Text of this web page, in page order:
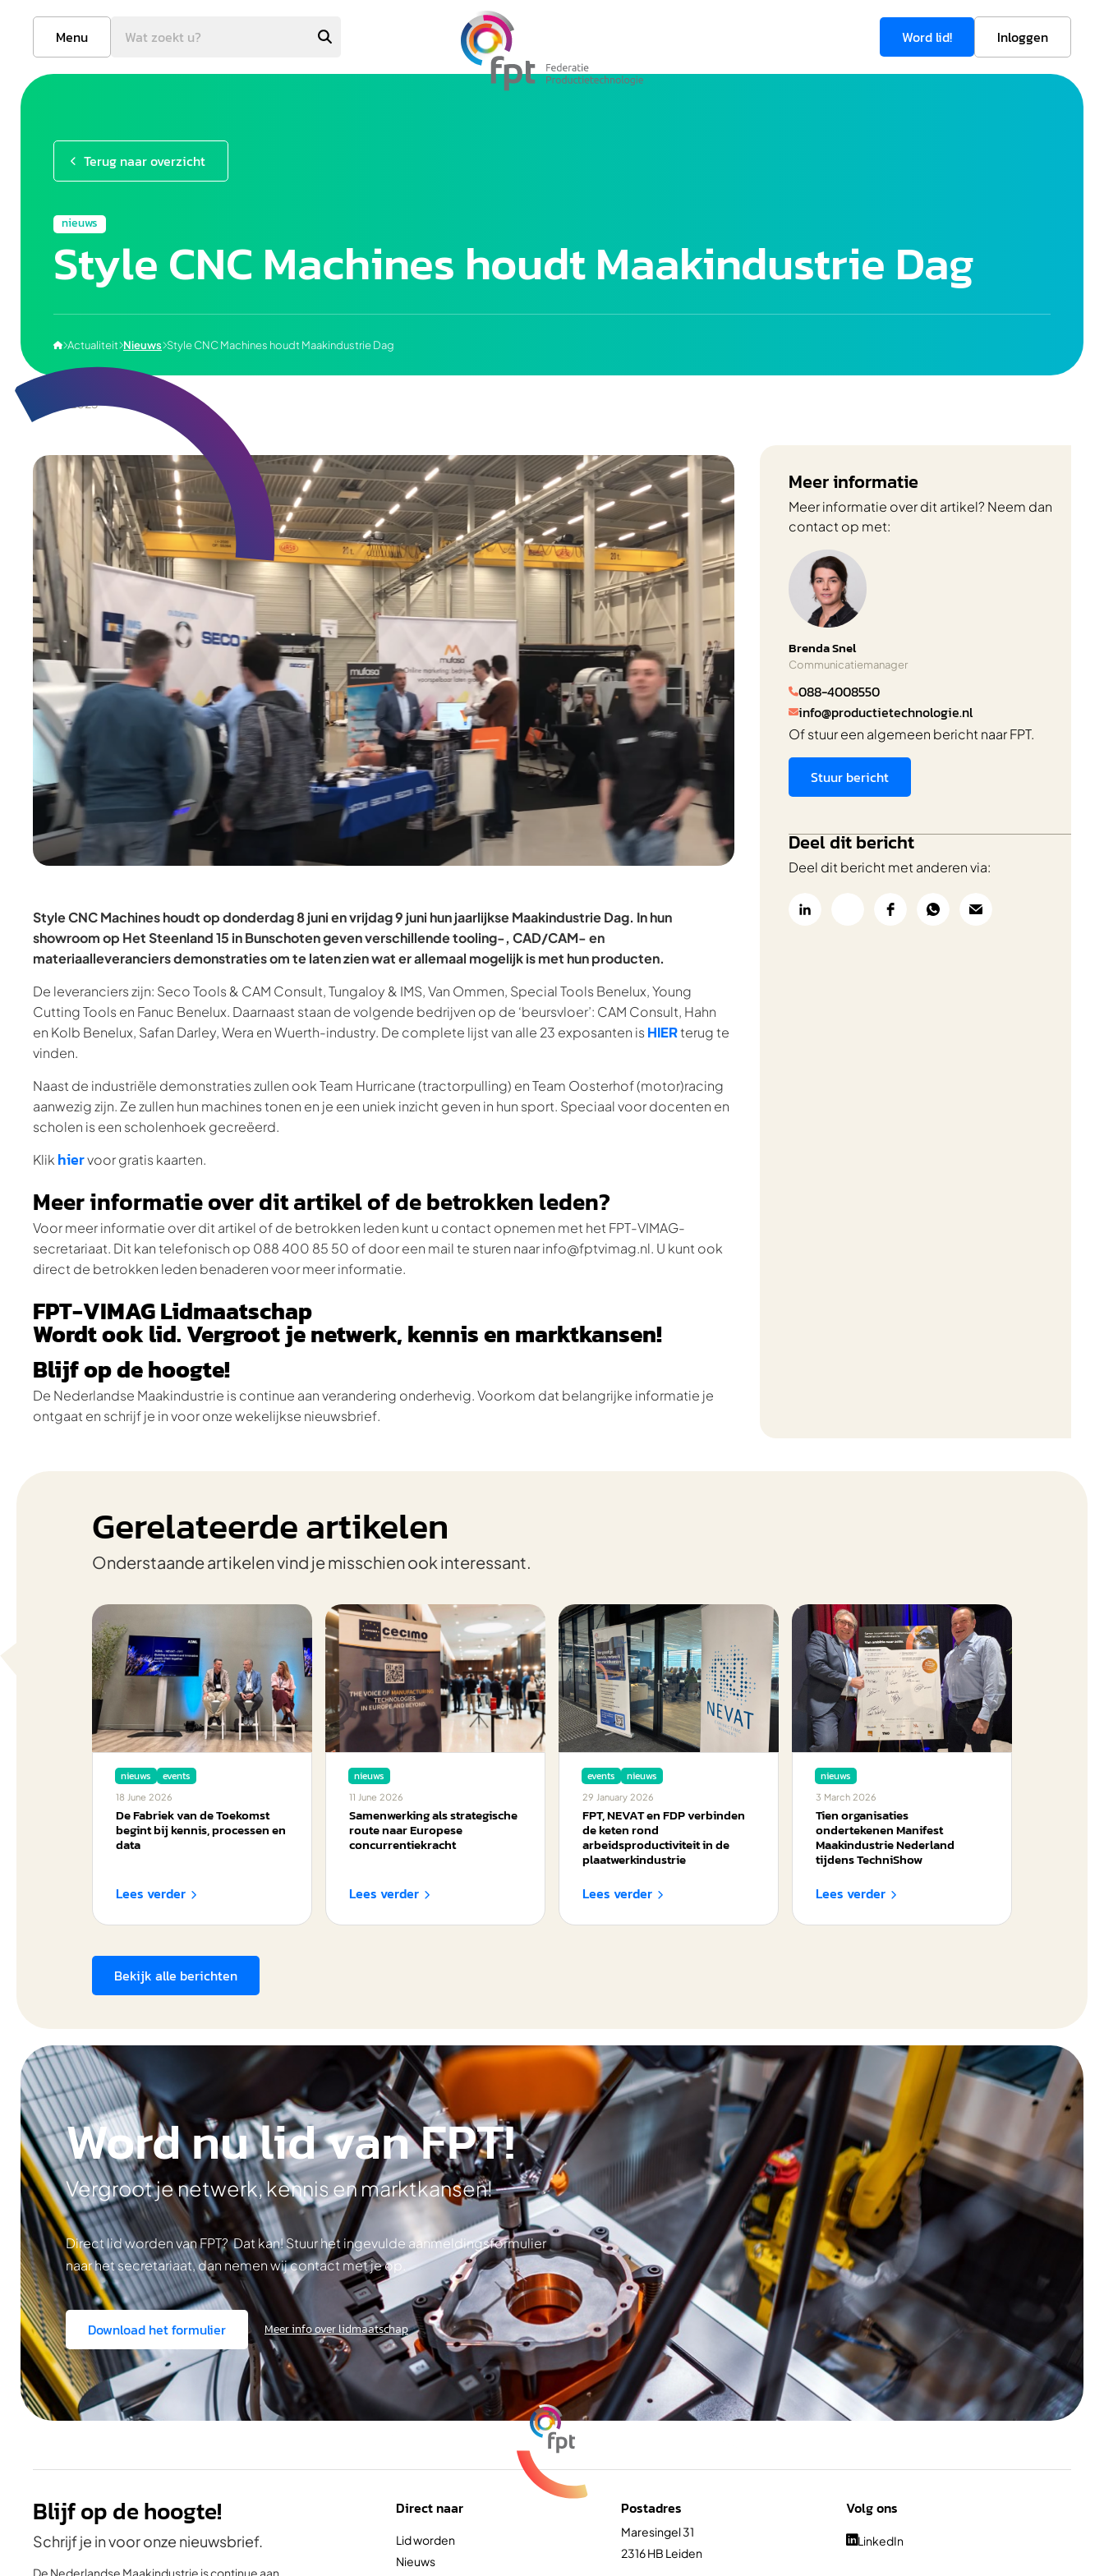
Menu Word lid! Inloggen
Terug naar overzicht
nieuws
Style CNC Machines houdt Maakindustrie Dag
Actualiteit Nieuws Style CNC Machines houdt Maakindustrie Dag
2023
Style CNC Machines houdt op donderdag 8 juni en vrijdag 9 juni hun jaarlijkse Maakindustrie Dag. In hun
showroom op Het Steenland 15 in Bunschoten geven verschillende tooling-, CAD/CAM- en
materiaalleveranciers demonstraties om te laten zien wat er allemaal mogelijk is met hun producten.
De leveranciers zijn: Seco Tools & CAM Consult, Tungaloy & IMS, Van Ommen, Special Tools Benelux, Young
Cutting Tools en Fanuc Benelux. Daarnaast staan de volgende bedrijven op de ‘beursvloer’: CAM Consult, Hahn
en Kolb Benelux, Safan Darley, Wera en Wuerth-industry. De complete lijst van alle 23 exposanten is HIERterug te
vinden.
Naast de industriële demonstraties zullen ook Team Hurricane (tractorpulling) en Team Oosterhof (motor)racing
aanwezig zijn. Ze zullen hun machines tonen en je een uniek inzicht geven in hun sport. Speciaal voor docenten en
scholen is een scholenhoek gecreëerd.
Klik hiervoor gratis kaarten.
Meer informatie over dit artikel of de betrokken leden?
Voor meer informatie over dit artikel of de betrokken leden kunt u contact opnemen met het FPT-VIMAG-
secretariaat. Dit kan telefonisch op 088 400 85 50 of door een mail te sturen naar info@fptvimag.nl. U kunt ook
direct de betrokken leden benaderen voor meer informatie.
FPT-VIMAG Lidmaatschap
Wordt ook lid. Vergroot je netwerk, kennis en marktkansen!
Blijf op de hoogte!
De Nederlandse Maakindustrie is continue aan verandering onderhevig. Voorkom dat belangrijke informatie je
ontgaat en schrijf je in voor onze wekelijkse nieuwsbrief.
Meer informatie
Meer informatie over dit artikel? Neem dan
contact op met:
Brenda Snel
Communicatiemanager
088-4008550
info@productietechnologie.nl
Of stuur een algemeen bericht naar FPT.
Stuur bericht
Deel dit bericht
Deel dit bericht met anderen via:
Gerelateerde artikelen
Onderstaande artikelen vind je misschien ook interessant.
nieuws events
18 June 2026
De Fabriek van de Toekomst
begint bij kennis, processen en
data
Lees verder 
nieuws
11 June 2026
Samenwerking als strategische
route naar Europese
concurrentiekracht
Lees verder 
events nieuws
29 January 2026
FPT, NEVAT en FDP verbinden
de keten rond
arbeidsproductiviteit in de
plaatwerkindustrie
Lees verder 
nieuws
3 March 2026
Tien organisaties
ondertekenen Manifest
Maakindustrie Nederland
tijdens TechniShow
Lees verder 
Bekijk alle berichten
Word nu lid van FPT!
Vergroot je netwerk, kennis en marktkansen!
Direct lid worden van FPT? Dat kan! Stuur het ingevulde aanmeldingsformulier
naar het secretariaat, dan nemen wij contact met je op.
Download het formulier Meer info over lidmaatschap
Blijf op de hoogte!
Schrijf je in voor onze nieuwsbrief.
De Nederlandse Maakindustrie is continue aan
Direct naar
Lid worden
Nieuws
Postadres
Maresingel 31
2316 HB Leiden
Volg ons
LinkedIn